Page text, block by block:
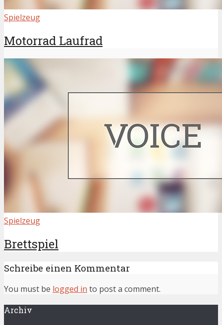
Spielzeug
Motorrad Laufrad
Spielzeug
Brettspiel
Schreibe einen Kommentar
You must be logged in to post a comment.
Archiv